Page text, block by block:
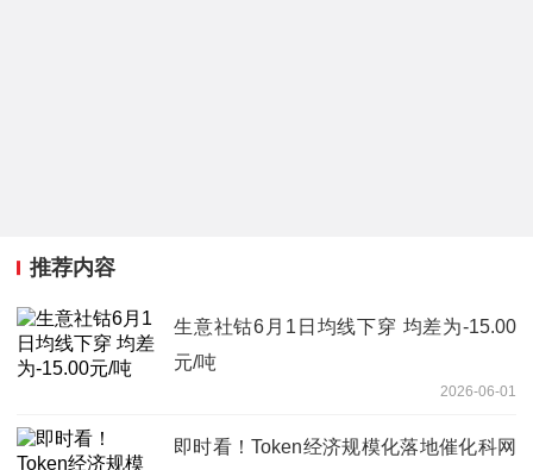
推荐内容
生意社钴6月1日均线下穿 均差为-15.00
元/吨
2026-06-01
即时看！Token经济规模化落地催化科网